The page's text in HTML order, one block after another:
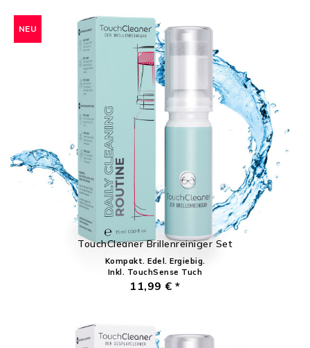
NEU
TouchCleaner Brillenreiniger Set
Kompakt. Edel. Ergiebig.
Inkl. TouchSense Tuch
11,99 € *